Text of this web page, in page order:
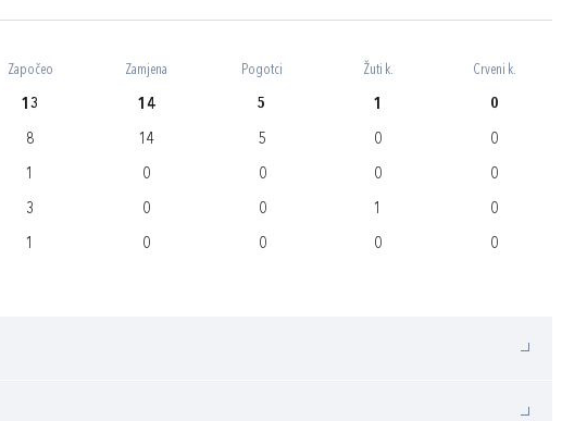
Započeo Zamjena Pogotci Žuti k. Crveni k.
13 14 5 1 0
8 14 5 0 0
1 0 0 0 0
3 0 0 1 0
1 0 0 0 0